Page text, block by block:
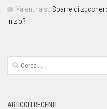
Valentina su Sbarre di
inizio?
ARTICOLI RECENTI